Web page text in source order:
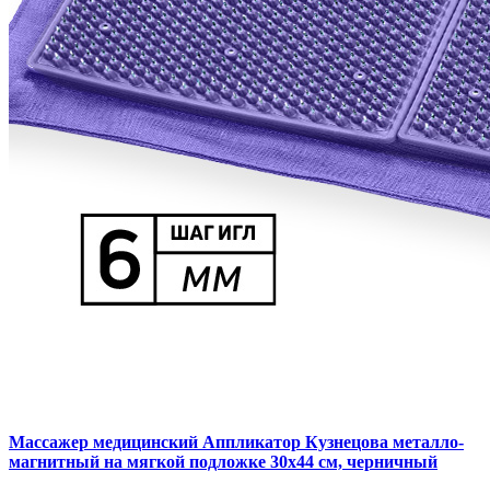
Массажер медицинский Аппликатор Кузнецова металло-
магнитный на мягкой подложке 30х44 см, черничный